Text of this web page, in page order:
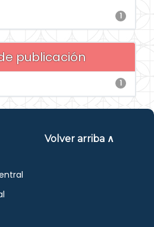
1
publicación
1
Volver arriba ∧